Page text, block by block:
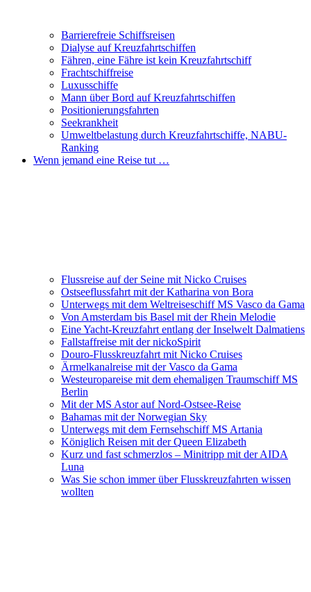
Barrierefreie Schiffsreisen
Dialyse auf Kreuzfahrtschiffen
Fähren, eine Fähre ist kein Kreuzfahrtschiff
Frachtschiffreise
Luxusschiffe
Mann über Bord auf Kreuzfahrtschiffen
Positionierungsfahrten
Seekrankheit
Umweltbelastung durch Kreuzfahrtschiffe, NABU-
Ranking
Wenn jemand eine Reise tut …
Flussreise auf der Seine mit Nicko Cruises
Ostseeflussfahrt mit der Katharina von Bora
Unterwegs mit dem Weltreiseschiff MS Vasco da Gama
Von Amsterdam bis Basel mit der Rhein Melodie
Eine Yacht-Kreuzfahrt entlang der Inselwelt Dalmatiens
Fallstaffreise mit der nickoSpirit
Douro-Flusskreuzfahrt mit Nicko Cruises
Ärmelkanalreise mit der Vasco da Gama
Westeuropareise mit dem ehemaligen Traumschiff MS
Berlin
Mit der MS Astor auf Nord-Ostsee-Reise
Bahamas mit der Norwegian Sky
Unterwegs mit dem Fernsehschiff MS Artania
Königlich Reisen mit der Queen Elizabeth
Kurz und fast schmerzlos – Minitripp mit der AIDA
Luna
Was Sie schon immer über Flusskreuzfahrten wissen
wollten